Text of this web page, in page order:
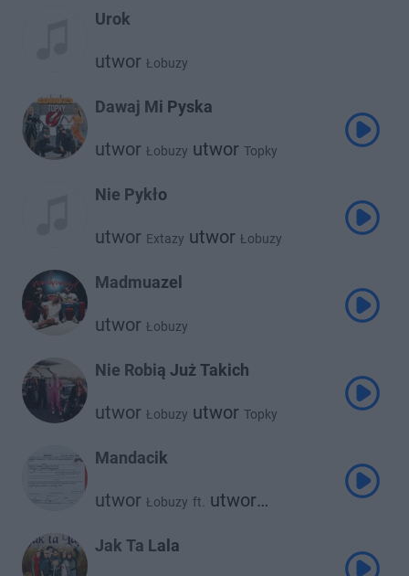
Urok
utwor Łobuzy
Dawaj Mi Pyska
utwor Łobuzy utwor Topky
Nie Pykło
utwor Extazy utwor Łobuzy
Madmuazel
utwor Łobuzy
Nie Robią Już Takich
utwor Łobuzy utwor Topky
Mandacik
utwor Łobuzy ft. utwor
Jak Ta Lala